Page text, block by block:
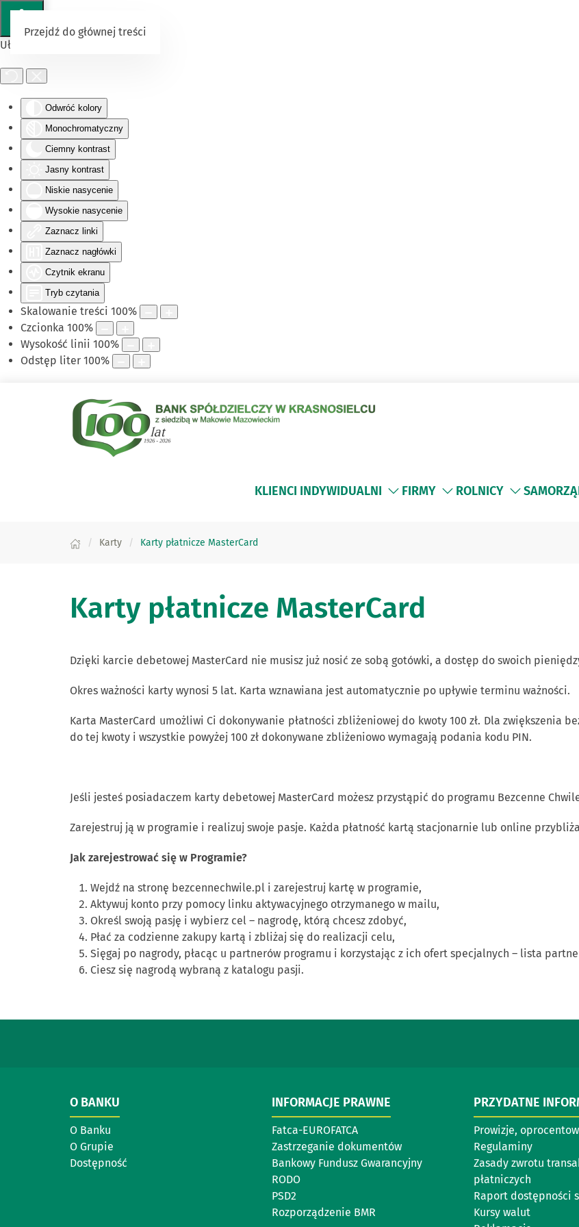
Ułatwienia dostępu
Odwróć kolory
Monochromatyczny
Ciemny kontrast
Jasny kontrast
Niskie nasycenie
Wysokie nasycenie
Zaznacz linki
Zaznacz nagłówki
Czytnik ekranu
Tryb czytania
Skalowanie treści 100%
Czcionka 100%
Wysokość linii 100%
Odstęp liter 100%
Przejdź do głównej treści
KLIENCI INDYWIDUALNI FIRMY ROLNICY
Karty Karty płatnicze MasterCard
Karty płatnicze MasterCard
Dzięki karcie debetowej MasterCard nie musisz już nosić ze sobą gotówki, a dostęp do swoich
Okres ważności karty wynosi 5 lat. Karta wznawiana jest automatycznie po upływie terminu ważności.
Karta MasterCard umożliwi Ci dokonywanie płatności zbliżeniowej do kwoty 100 zł. Dla zwiększenia
do tej kwoty i wszystkie powyżej 100 zł dokonywane zbliżeniowo wymagają podania kodu PIN.
Jeśli jesteś posiadaczem karty debetowej MasterCard możesz przystąpić do programu Bezcenne
Zarejestruj ją w programie i realizuj swoje pasje. Każda płatność kartą stacjonarnie lub online
Jak zarejestrować się w Programie?
Wejdź na stronę bezcennechwile.pl i zarejestruj kartę w programie,
Aktywuj konto przy pomocy linku aktywacyjnego otrzymanego w mailu,
Określ swoją pasję i wybierz cel – nagrodę, którą chcesz zdobyć,
Płać za codzienne zakupy kartą i zbliżaj się do realizacji celu,
Sięgaj po nagrody, płacąc u partnerów programu i korzystając z ich ofert specjalnych – lista
Ciesz się nagrodą wybraną z katalogu pasji.
O BANKU
O Banku
O Grupie
Dostępność
INFORMACJE PRAWNE
Fatca-EUROFATCA
Zastrzeganie dokumentów
Bankowy Fundusz Gwarancyjny
RODO
PSD2
Rozporządzenie BMR
PRZYDATNE
Prowizje,
Regulaminy
Zasady zwrotu
płatniczych
Raport dostępności
Kursy walut